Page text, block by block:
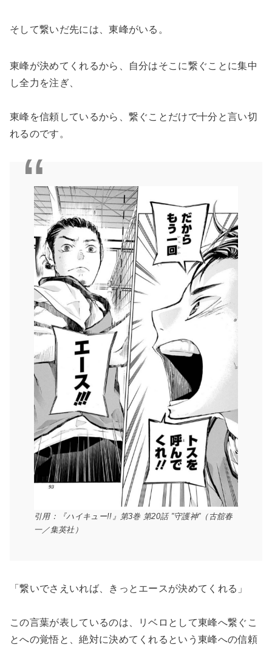
そして繋いだ先には、東峰がいる。
東峰が決めてくれるから、自分はそこに繋ぐことに集中
し全力を注ぎ、
東峰を信頼しているから、繋ぐことだけで十分と言い切
れるのです。
引用：『ハイキュー!!』第3巻 第20話 ”守護神”（古舘春
一／集英社）
「繋いでさえいれば、きっとエースが決めてくれる」
この言葉が表しているのは、リベロとして東峰へ繋ぐこ
とへの覚悟と、絶対に決めてくれるという東峰への信頼